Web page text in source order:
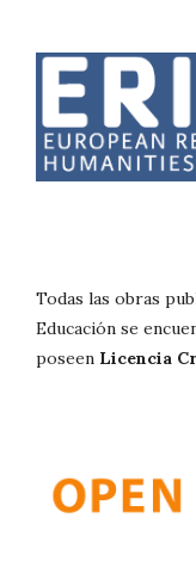
Todas las obras
Educación se
poseen Licencia